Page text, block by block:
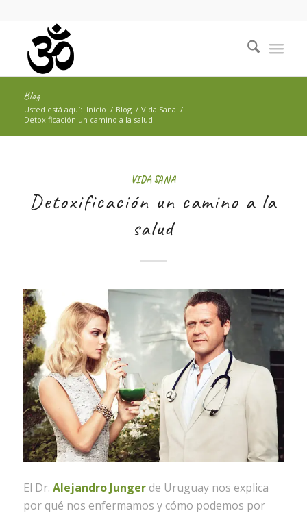
Blog
Usted está aquí: Inicio / Blog / Vida Sana /
Detoxificación un camino a la salud
VIDA SANA
Detoxificación un camino a la
salud
El Dr. Alejandro Jungerde Uruguay nos explica
por qué nos enfermamos y cómo podemos por